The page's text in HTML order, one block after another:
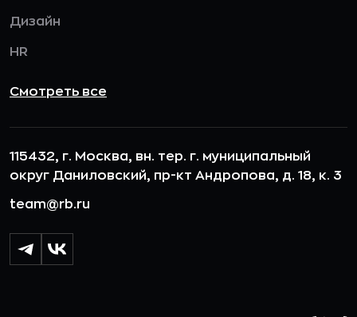
Дизайн
HR
Смотреть все
115432, г. Москва, вн. тер. г. муниципальный
округ Даниловский, пр-кт Андропова, д. 18, к. 3
team@rb.ru